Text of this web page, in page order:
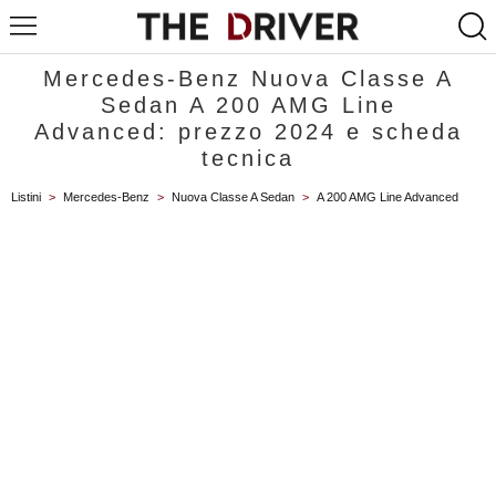
Mercedes-Benz Nuova Classe A
Sedan A 200 AMG Line
Advanced: prezzo 2024 e scheda
tecnica
Listini > Mercedes-Benz > Nuova Classe A Sedan > A 200 AMG Line Advanced